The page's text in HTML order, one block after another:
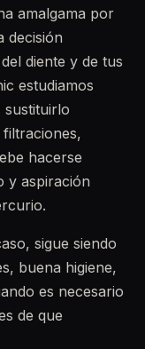
amalgama por
decisión
diente y de tus
estudiamos
sustituirlo
hacerse
y aspiración
sigue siendo
buena higiene,
es necesario
de que